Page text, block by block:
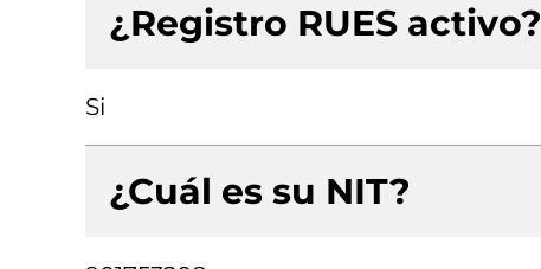
¿Registro RUES activo?
Si
¿Cuál es su NIT?